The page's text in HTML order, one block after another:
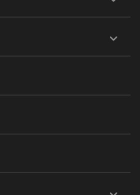
职业技能培训 兴趣培训
ERP 企微SCRM